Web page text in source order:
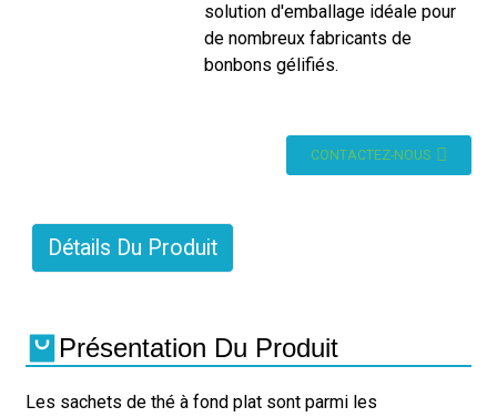
solution d'emballage idéale pour
de nombreux fabricants de
bonbons gélifiés.
CONTACTEZ-NOUS
Détails Du Produit
Présentation Du Produit
Les sachets de thé à fond plat sont parmi les